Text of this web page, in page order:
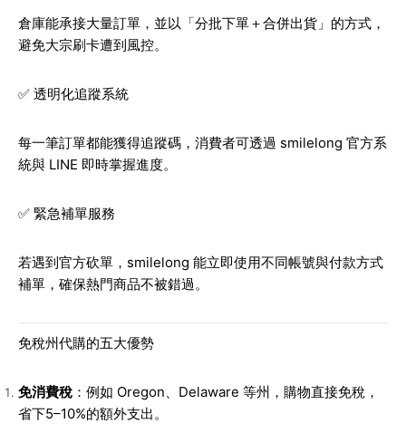
倉庫能承接大量訂單，並以「分批下單＋合併出貨」的方式，
避免大宗刷卡遭到風控。
✅ 透明化追蹤系統
每一筆訂單都能獲得追蹤碼，消費者可透過 smilelong 官方系
統與 LINE 即時掌握進度。
✅ 緊急補單服務
若遇到官方砍單，smilelong 能立即使用不同帳號與付款方式
補單，確保熱門商品不被錯過。
免稅州代購的五大優勢
免消費稅 ：例如 Oregon、Delaware 等州，購物直接免稅，
省下5–10%的額外支出。